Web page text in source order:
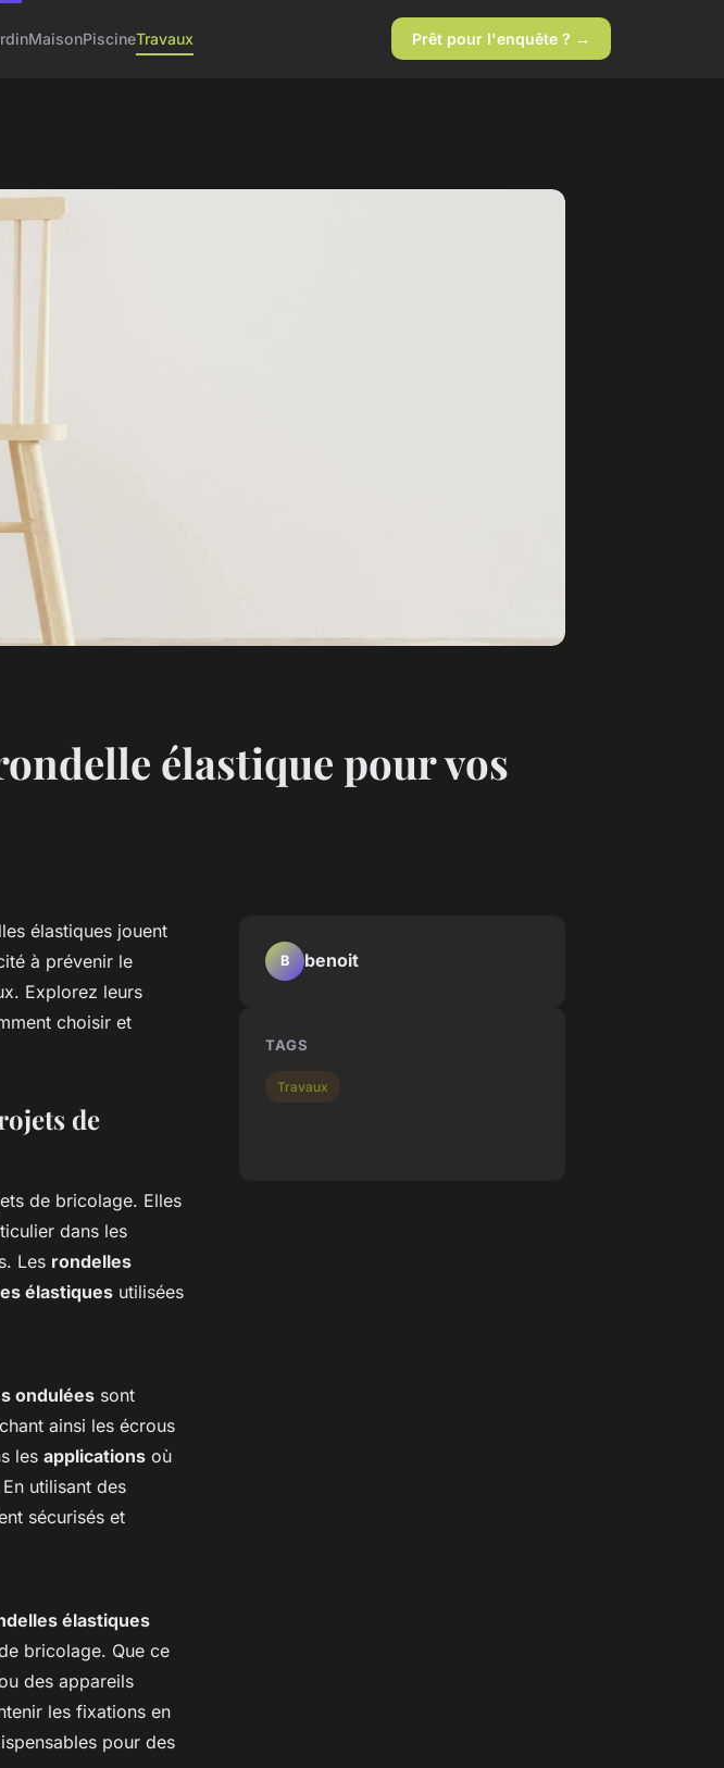
MaisonPiscineTravaux Prêt pour l'enquête ? →
élastique pour vos
élastiques jouent
à prévenir le
Explorez leurs
choisir et
de
de bricolage. Elles
dans les
Les rondelles
élastiques utilisées
ondulées sont
ainsi les écrous
les applications où
utilisant des
sécurisés et
élastiques
bricolage. Que ce
des appareils
les fixations en
pour des
B benoit
TAGS
Travaux